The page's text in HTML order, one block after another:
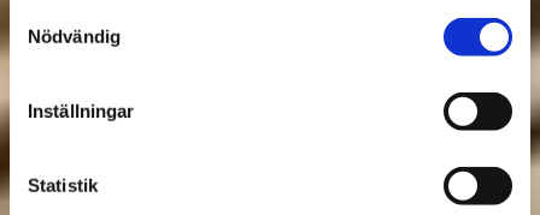
Nödvändig
Inställningar
Statistik